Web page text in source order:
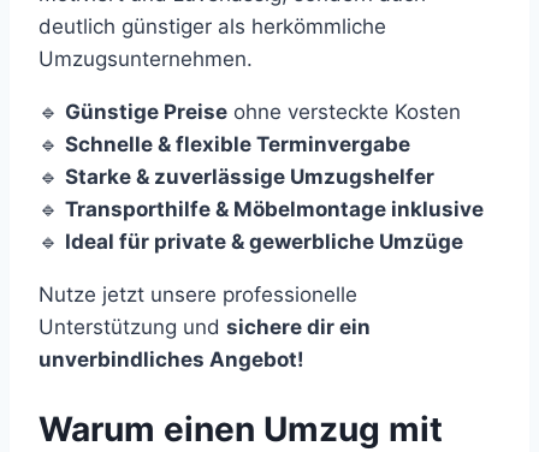
deutlich günstiger als herkömmliche
Umzugsunternehmen.
🔹 Günstige Preise ohne versteckte Kosten
🔹 Schnelle & flexible Terminvergabe
🔹 Starke & zuverlässige Umzugshelfer
🔹 Transporthilfe & Möbelmontage inklusive
🔹 Ideal für private & gewerbliche Umzüge
Nutze jetzt unsere professionelle
Unterstützung und sichere dir ein
unverbindliches Angebot!
Warum einen Umzug mit